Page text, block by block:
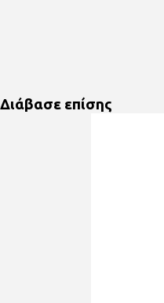
Διάβασε επίσης